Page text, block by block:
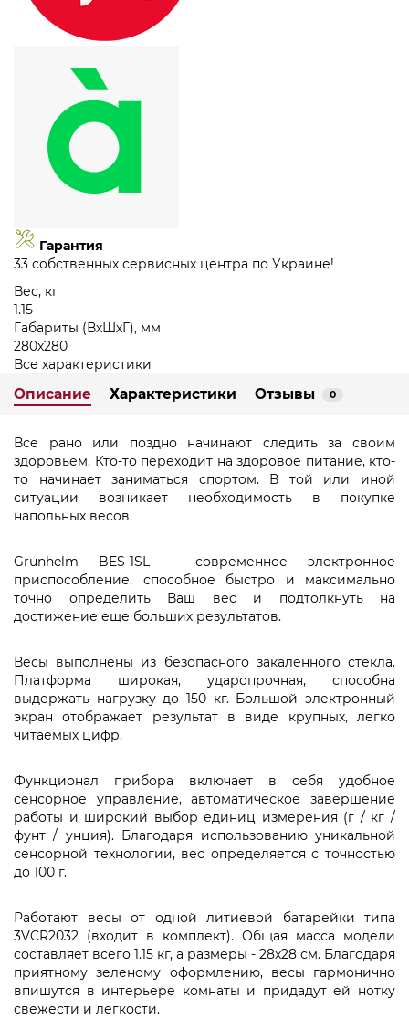
Гарантия
33 собственных сервисных центра по Украине!
Вес, кг
1.15
Габариты (ВхШхГ), мм
280х280
Все характеристики
Описание Характеристики Отзывы 0
Все рано или поздно начинают следить за своим
здоровьем. Кто-то переходит на здоровое питание, кто-
то начинает заниматься спортом. В той или иной
ситуации возникает необходимость в покупке
напольных весов.
Grunhelm BES-1SL – современное электронное
приспособление, способное быстро и максимально
точно определить Ваш вес и подтолкнуть на
достижение еще больших результатов.
Весы выполнены из безопасного закалённого стекла.
Платформа широкая, ударопрочная, способна
выдержать нагрузку до 150 кг. Большой электронный
экран отображает результат в виде крупных, легко
читаемых цифр.
Функционал прибора включает в себя удобное
сенсорное управление, автоматическое завершение
работы и широкий выбор единиц измерения (г / кг /
фунт / унция). Благодаря использованию уникальной
сенсорной технологии, вес определяется с точностью
до 100 г.
Работают весы от одной литиевой батарейки типа
3VCR2032 (входит в комплект). Общая масса модели
составляет всего 1.15 кг, а размеры - 28х28 см. Благодаря
приятному зеленому оформлению, весы гармонично
впишутся в интерьере комнаты и придадут ей нотку
свежести и легкости.